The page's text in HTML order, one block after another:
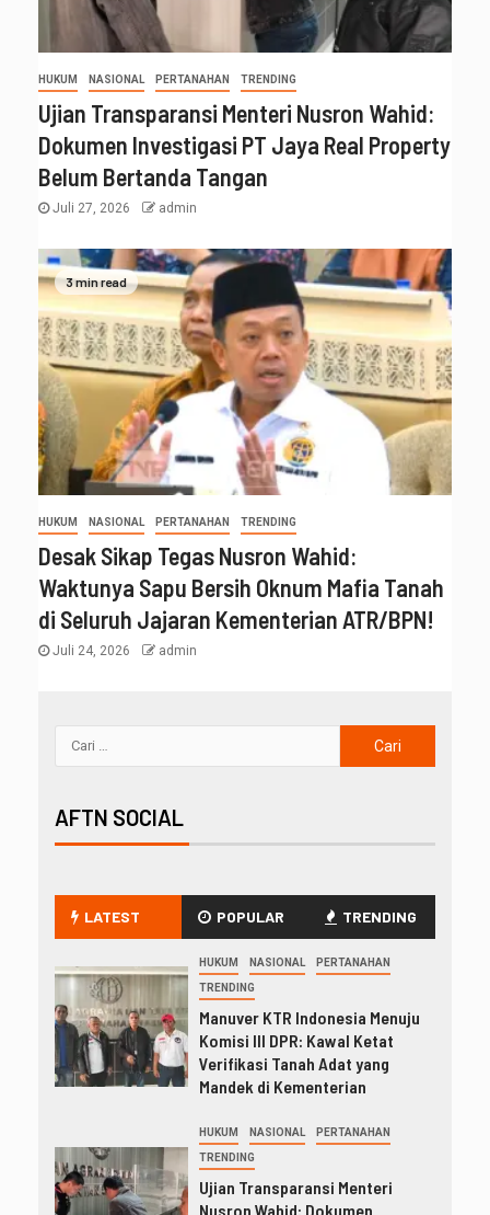
HUKUM NASIONAL PERTANAHAN TRENDING
Ujian Transparansi Menteri Nusron Wahid:
Dokumen Investigasi PT Jaya Real Property
Belum Bertanda Tangan
Juli 27, 2026 admin
3 min read
HUKUM NASIONAL PERTANAHAN TRENDING
Desak Sikap Tegas Nusron Wahid:
Waktunya Sapu Bersih Oknum Mafia Tanah
di Seluruh Jajaran Kementerian ATR/BPN!
Juli 24, 2026 admin
AFTN SOCIAL
LATEST POPULAR TRENDING
HUKUM NASIONAL PERTANAHAN
TRENDING
Manuver KTR Indonesia Menuju
Komisi III DPR: Kawal Ketat
Verifikasi Tanah Adat yang
Mandek di Kementerian
HUKUM NASIONAL PERTANAHAN
TRENDING
Ujian Transparansi Menteri
Nusron Wahid: Dokumen